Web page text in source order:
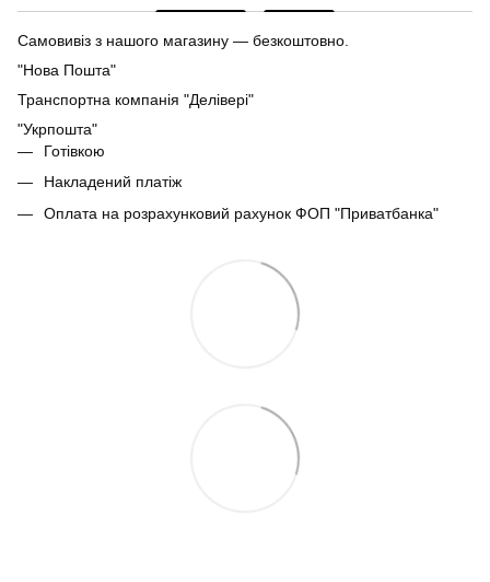
Самовивіз з нашого магазину — безкоштовно.
"Нова Пошта"
Транспортна компанія "Делівері"
"Укрпошта"
Готівкою
Накладений платіж
Оплата на розрахунковий рахунок ФОП "Приватбанка"